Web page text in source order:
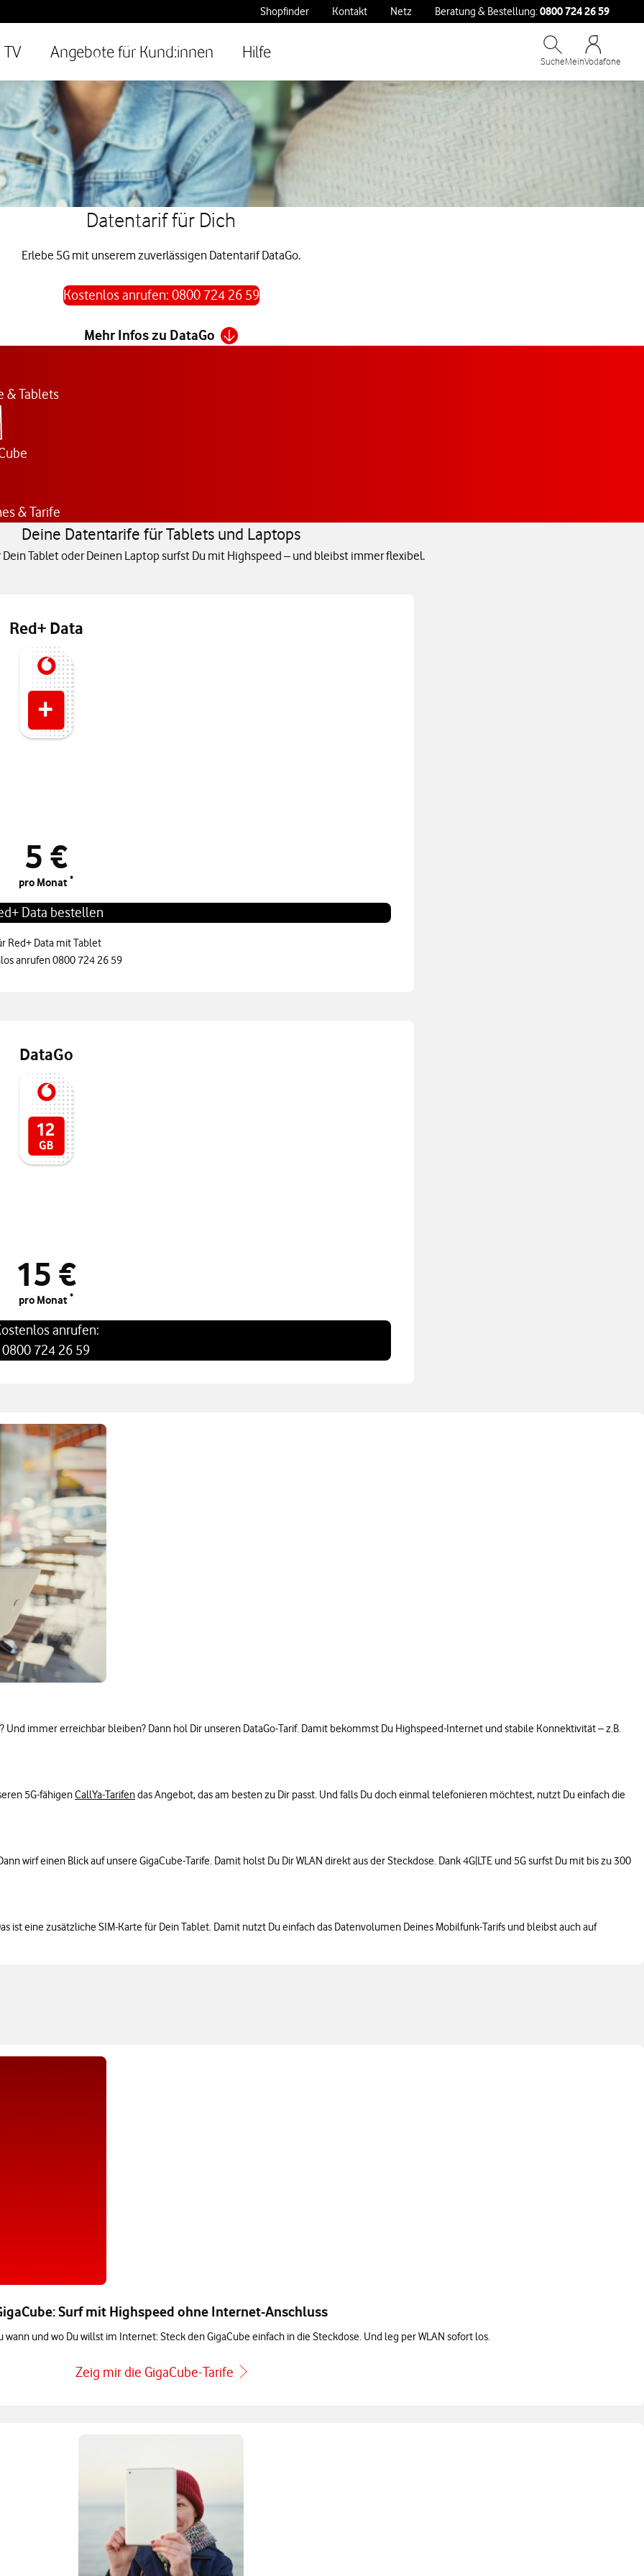
Shopfinder Kontakt Netz Beratung & Bestellung:0800 724 26 59
TV Angebote für Kund:innen Hilfe SucheMeinVodafone
Datentarif für Dich
Erlebe 5G mit unserem zuverlässigen Datentarif DataGo.
Kostenlos anrufen: 0800 724 26 59
Mehr Infos zu DataGo
& Tablets
& Tarife
Deine Datentarife für Tablets und Laptops
Tablet oder Deinen Laptop surfst Du mit Highspeed – und bleibst immer flexibel.
Red+ Data
5 €
pro Monat *
Data bestellen
Red+ Data mit Tablet
anrufen 0800 724 26 59
DataGo
15 €
pro Monat *
anrufen:
0800 724 26 59
immer erreichbar bleiben? Dann hol Dir unseren DataGo-Tarif. Damit bekommst Du Highspeed-Internet und stabile Konnektivität – z.B.
5G-fähigenCallYa-Tarifendas Angebot, das am besten zu Dir passt. Und falls Du doch einmal telefonieren möchtest, nutzt Du einfach die
wirf einen Blick auf unsere GigaCube-Tarife. Damit holst Du Dir WLAN direkt aus der Steckdose. Dank 4G|LTE und 5G surfst Du mit bis zu 300
ist eine zusätzliche SIM-Karte für Dein Tablet. Damit nutzt Du einfach das Datenvolumen Deines Mobilfunk-Tarifs und bleibst auch auf
Surf mit Highspeed ohne Internet-Anschluss
wann und wo Du willst im Internet: Steck den GigaCube einfach in die Steckdose. Und leg per WLAN sofort los.
Zeig mir die GigaCube-Tarife